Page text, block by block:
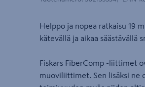
Helppo ja nopea ratkaisu 19
kätevällä ja aikaa säästävällä
Fiskars FiberComp -liittimet
muoviliittimet. Sen lisäksi ne